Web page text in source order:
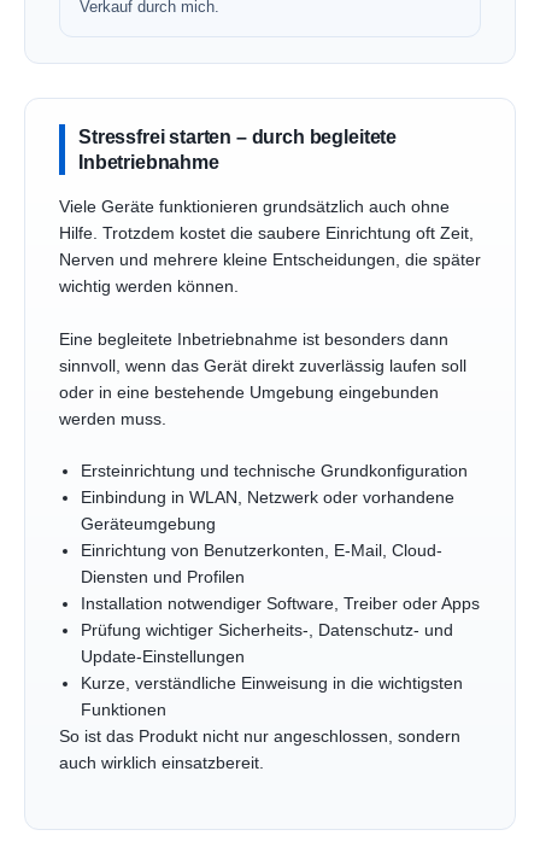
Verkauf durch mich.
Stressfrei starten – durch begleitete
Inbetriebnahme
Viele Geräte funktionieren grundsätzlich auch ohne
Hilfe. Trotzdem kostet die saubere Einrichtung oft Zeit,
Nerven und mehrere kleine Entscheidungen, die später
wichtig werden können.
Eine begleitete Inbetriebnahme ist besonders dann
sinnvoll, wenn das Gerät direkt zuverlässig laufen soll
oder in eine bestehende Umgebung eingebunden
werden muss.
Ersteinrichtung und technische Grundkonfiguration
Einbindung in WLAN, Netzwerk oder vorhandene
Geräteumgebung
Einrichtung von Benutzerkonten, E-Mail, Cloud-
Diensten und Profilen
Installation notwendiger Software, Treiber oder Apps
Prüfung wichtiger Sicherheits-, Datenschutz- und
Update-Einstellungen
Kurze, verständliche Einweisung in die wichtigsten
Funktionen
So ist das Produkt nicht nur angeschlossen, sondern
auch wirklich einsatzbereit.